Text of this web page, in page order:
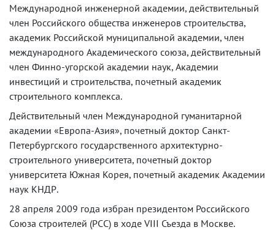
Международной инженерной академии, действительный
член Российского общества инженеров строительства,
академик Российской муниципальной академии, член
международного Академического союза, действительный
член Финно-угорской академии наук, Академии
инвестиций и строительства, почетный академик
строительного комплекса.
Действительный член Международной гуманитарной
академии «Европа-Азия», почетный доктор Санкт-
Петербургского государственного архитектурно-
строительного университета, почетный доктор
университета Южная Корея, почетный академик Академии
наук КНДР.
28 апреля 2009 года избран президентом Российского
Союза строителей (РСС) в ходе VIII Съезда в Москве.